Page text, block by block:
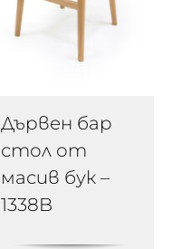
Дървен бар
стол от
масив бук –
1338B